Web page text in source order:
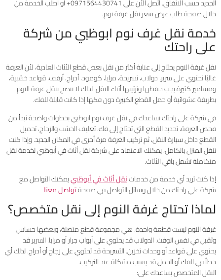
الجديد حسب الاتفاق. اتصل الآن على 0971564430741+ أو اطلب الخدمة من
خلال صفحة طلب عرض سعر نقل غرفة نوم.
خدمة نقل غرف نوم ابوظبي من شركة
على راحتك
نقل غرفة النوم يحتاج إلى عناية أكثر من نقل بعض قطع الأثاث العادية، لأن الغرفة
غالبًا تحتوي على سرير، دولاب، تسريحة، مرايا، كومود، أدراج، أرفف، قواعد خشبية،
ومسامير كثيرة يجب حفظها وترتيبها أثناء النقل. لذلك لا ننصح بنقل غرفة النوم
بطريقة عشوائية أو حمل القطع الكبيرة دون فكها إذا كانت قابلة للفك.
في شركة على راحتك نساعدك في نقل غرف نوم ابوظبي بخطوات واضحة تبدأ من
فحص الغرفة، تحديد القطع التي تحتاج إلى فك، تغليف الخشب والزجاج، تحميل
القطع داخل سيارة النقل، ثم تركيب الغرفة مرة أخرى في المكان الجديد. وإذا كنت
تنقل المنزل بالكامل، يمكنك الاعتماد على شركة نقل أثاث في أبوظبي لخدمة نقل
متكاملة تشمل باقي الأثاث.
إذا كنت تريد أي خدمة من خدماتنقل أثاث في أبوظبييمكنك التواصل مع
شركة علي راحتك من خلال وسائل التواصل في صفحةتواصل معنا
لماذا تحتاج غرفة النوم إلى نقل متخصص؟
غرفة النوم ليست قطعة واحدة. هي مجموعة قطع متصلة، وبعضها حساس
وثقيل في نفس الوقت. الدولاب قد يحتوي على أبواب جرار أو مرايا. السرير قد
يحتوي على قواعد أو وحدات تخزين. التسريحة قد تحتوي على زجاج أو أدراج. لذلك أي
خطأ في الفك أو الحمل قد يسبب مشكلة عند التركيب.
النقل المتخصص يساعدك على: